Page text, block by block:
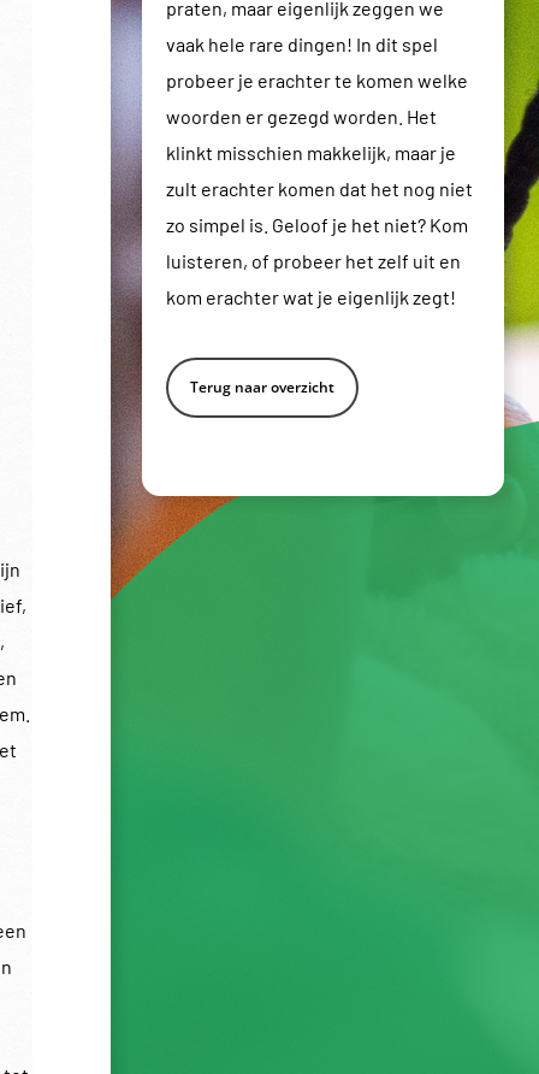
praten, maar eigenlijk zeggen we
vaak hele rare dingen! In dit spel
probeer je erachter te komen welke
woorden er gezegd worden. Het
klinkt misschien makkelijk, maar je
zult erachter komen dat het nog niet
zo simpel is. Geloof je het niet? Kom
luisteren, of probeer het zelf uit en
kom erachter wat je eigenlijk zegt!
Terug naar overzicht